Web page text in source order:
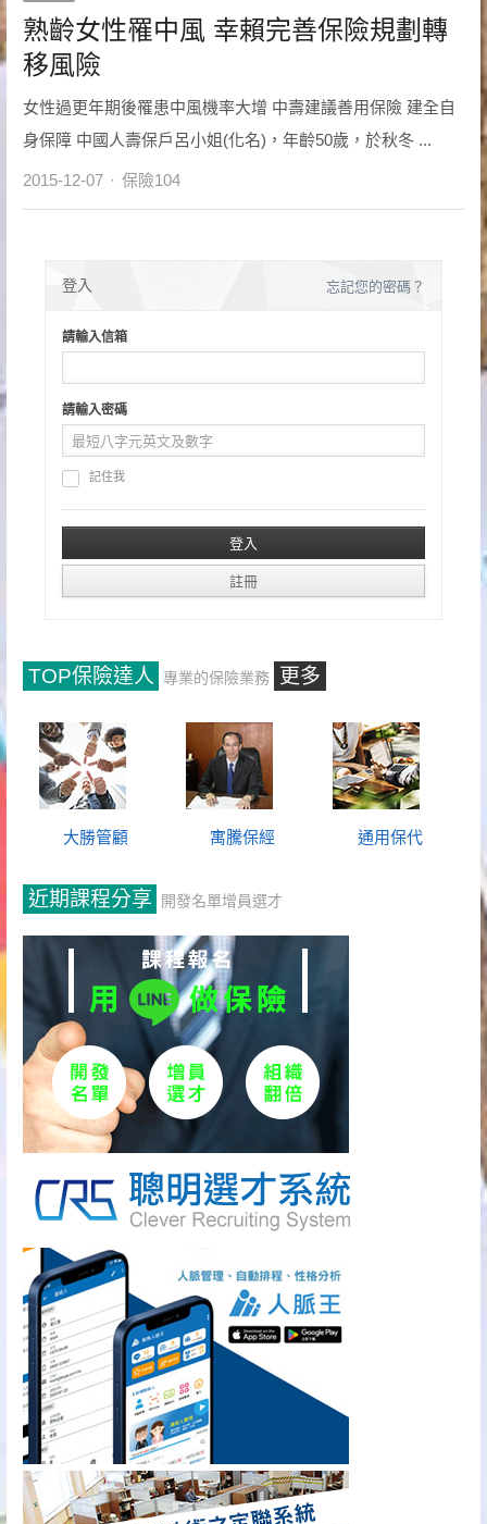
熟齡女性罹中風 幸賴完善保險規劃轉
移風險
女性過更年期後罹患中風機率大增 中壽建議善用保險 建全自
身保障 中國人壽保戶呂小姐(化名)，年齡50歲，於秋冬 ...
2015-12-07 Author
保險104
登入 忘記您的密碼？
請輸入信箱
請輸入密碼
記住我
TOP保險達人 專業的保險業務 更多
大勝管顧 寓騰保經 通用保代
近期課程分享 開發名單增員選才